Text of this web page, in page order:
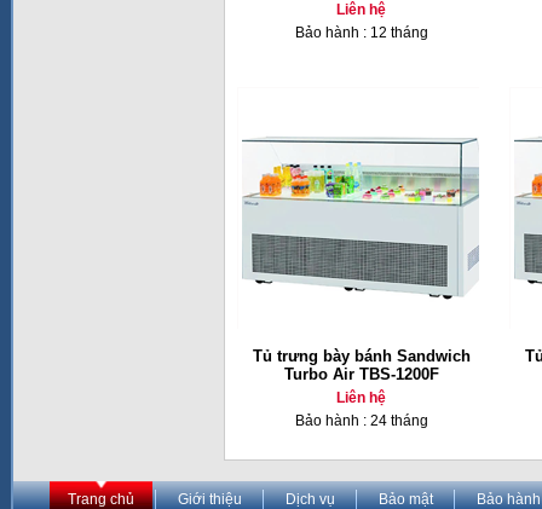
Liên hệ
Bảo hành : 12 tháng
Tủ trưng bày bánh Sandwich
Turbo Air TBS-1200F
Liên hệ
Bảo hành : 24 tháng
Trang chủ Giới thiệu Dịch vụ Bảo mật Bảo hành